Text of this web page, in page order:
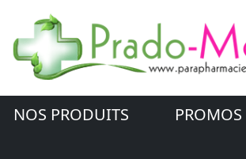
NOS PRODUITS PROMOS